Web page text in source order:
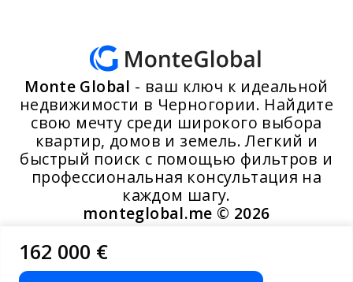
162 000 €
Monte Global - ваш ключ к идеальной
недвижимости в Черногории. Найдите
свою мечту среди широкого выбора
квартир, домов и земель. Легкий и
быстрый поиск с помощью фильтров и
профессиональная консультация на
каждом шагу.
monteglobal.me © 2026